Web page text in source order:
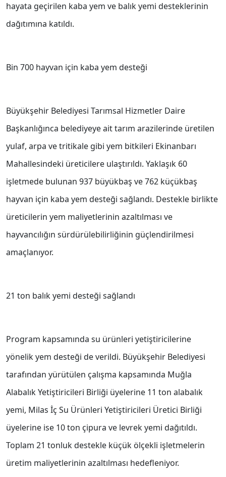
hayata geçirilen kaba yem ve balık yemi desteklerinin
dağıtımına katıldı.
Bin 700 hayvan için kaba yem desteği
Büyükşehir Belediyesi Tarımsal Hizmetler Daire
Başkanlığınca belediyeye ait tarım arazilerinde üretilen
yulaf, arpa ve tritikale gibi yem bitkileri Ekinanbarı
Mahallesindeki üreticilere ulaştırıldı. Yaklaşık 60
işletmede bulunan 937 büyükbaş ve 762 küçükbaş
hayvan için kaba yem desteği sağlandı. Destekle birlikte
üreticilerin yem maliyetlerinin azaltılması ve
hayvancılığın sürdürülebilirliğinin güçlendirilmesi
amaçlanıyor.
21 ton balık yemi desteği sağlandı
Program kapsamında su ürünleri yetiştiricilerine
yönelik yem desteği de verildi. Büyükşehir Belediyesi
tarafından yürütülen çalışma kapsamında Muğla
Alabalık Yetiştiricileri Birliği üyelerine 11 ton alabalık
yemi, Milas İç Su Ürünleri Yetiştiricileri Üretici Birliği
üyelerine ise 10 ton çipura ve levrek yemi dağıtıldı.
Toplam 21 tonluk destekle küçük ölçekli işletmelerin
üretim maliyetlerinin azaltılması hedefleniyor.